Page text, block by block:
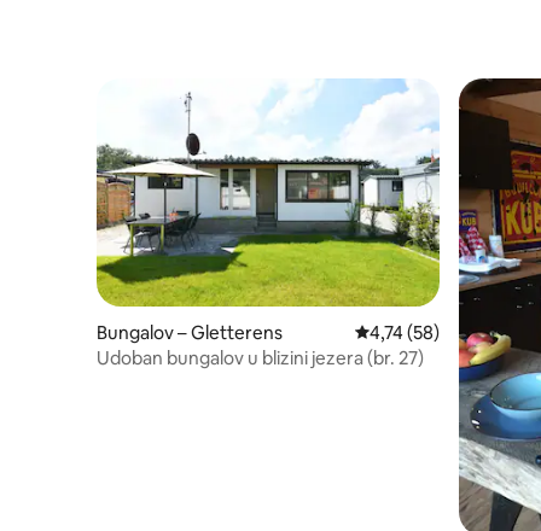
Bungalov – Gletterens Prosječna ocjena:
4,74 (58)
Udoban bungalov u blizini jezera (br. 27)